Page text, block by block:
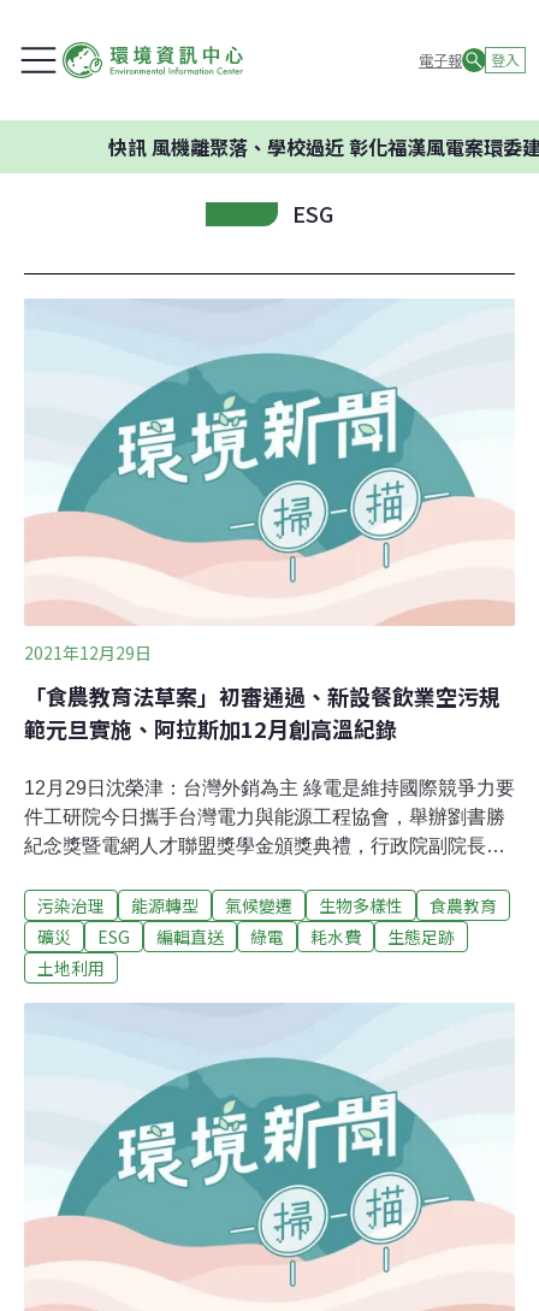
電子報 登入
風機離聚落、學校過近 彰化福漢風電案環委建議不應
ESG
2021年12月29日
「食農教育法草案」初審通過、新設餐飲業空污規
範元旦實施、阿拉斯加12月創高溫紀錄
12月29日沈榮津：台灣外銷為主 綠電是維持國際競爭力要
件工研院今日攜手台灣電力與能源工程協會，舉辦劉書勝
紀念獎暨電網人才聯盟獎學金頒獎典禮，行政院副院長沈
在各國都在談綠色供應鏈，綠電是維持台灣國際競爭力的
必要條件。政府已訂定再生能源推動目標，2025年總裝置
量達29吉瓦（GW），其中太陽能2025年裝置量目標達
20GW。（中央社報導）夏月電價提前審議會未點頭 台電
原本預估會通過5月下半月納入夏月電價，但後來委員認
為，部分業者認為自身電價可能會有所調升，因此最後決
議由台電充分溝通，並在明（2022）年召開臨時會再討
論。（經濟日報報導）
污染治理 能源轉型 氣候變遷 生物多樣性
食農教育
礦災
ESG 編輯直送 綠電 耗水費
生態足跡
土地利用